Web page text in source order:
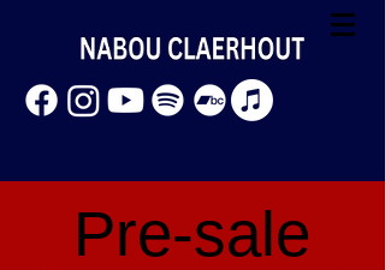
Pre-sale